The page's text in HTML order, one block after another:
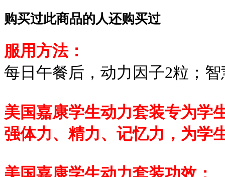
购买过此商品的人还购买过
服用方法：
每日午餐后，动力因子2粒；
美国嘉康学生动力套装专为学
强体力、精力、记忆力，为学